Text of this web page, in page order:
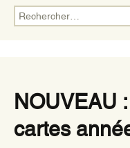
Rechercher :
NOUVEAU
cartes